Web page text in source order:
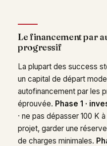
Le financement par
progressif
La plupart des success
un capital de départ
autofinancement par les
éprouvée. Phase 1 ·
· ne pas dépasser 100 K
projet, garder une
de charges minimales.